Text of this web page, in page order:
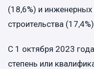
(18,6%) и инженерных
строительства
С 1 октября 2023
степень или